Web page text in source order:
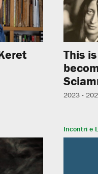
This
2023 -
Incontri e